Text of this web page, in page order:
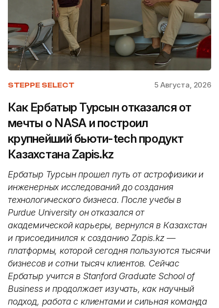
STEPPE SELECT 5 Августа, 2026
Как Ербатыр Турсын отказался от
мечты о NASA и построил
крупнейший бьюти-tech продукт
Казахстана Zapis.kz
Ербатыр Турсын прошел путь от астрофизики и
инженерных исследований до создания
технологического бизнеса. После учебы в
Purdue University он отказался от
академической карьеры, вернулся в Казахстан
и присоединился к созданию Zapis.kz —
платформы, которой сегодня пользуются тысячи
бизнесов и сотни тысяч клиентов. Сейчас
Ербатыр учится в Stanford Graduate School of
Business и продолжает изучать, как научный
подход, работа с клиентами и сильная команда